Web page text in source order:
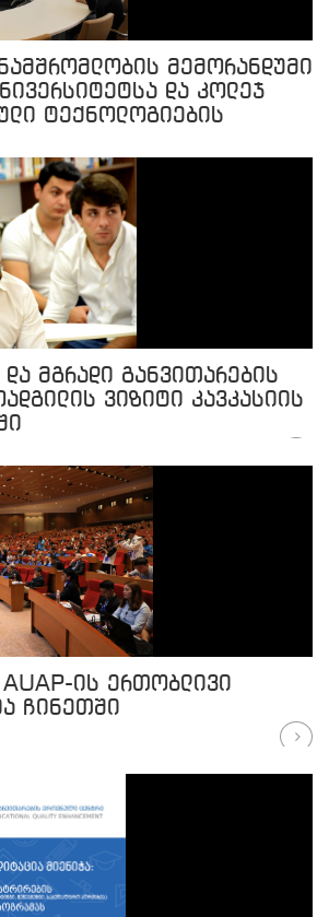
მემორანდუმი
და კოლეჯ
ტექნოლოგიების
მგრადი განვითარების
ვიზიტი კავკასიის
AUAP-ის ერთობლივი
ჩინეთში